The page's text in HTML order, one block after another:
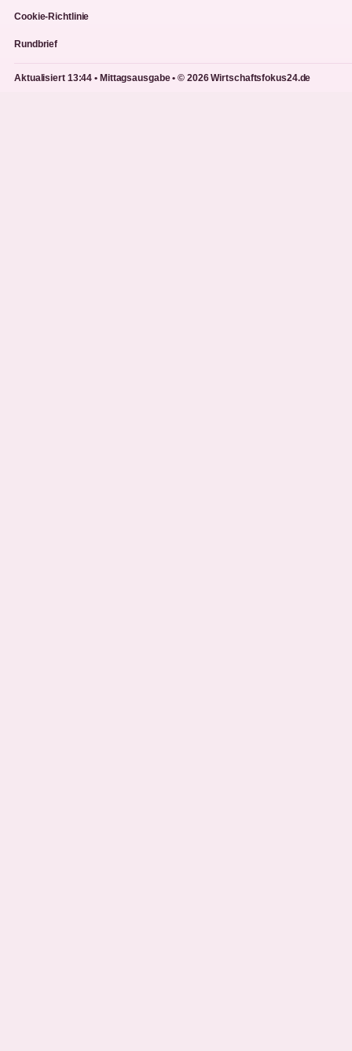
Cookie-Richtlinie
Rundbrief
Aktualisiert 13:44 • Mittagsausgabe • © 2026 Wirtschaftsfokus24.de